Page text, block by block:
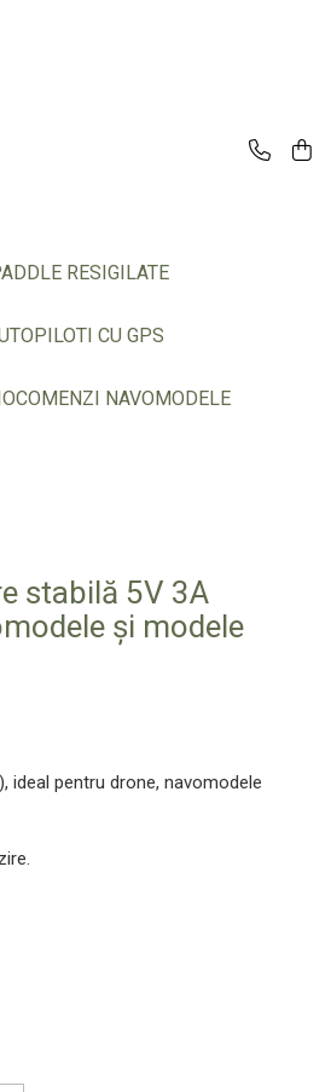
RESIGILATE
CU GPS
NAVOMODELE
stabilă 5V 3A
și modele
ideal pentru drone, navomodele